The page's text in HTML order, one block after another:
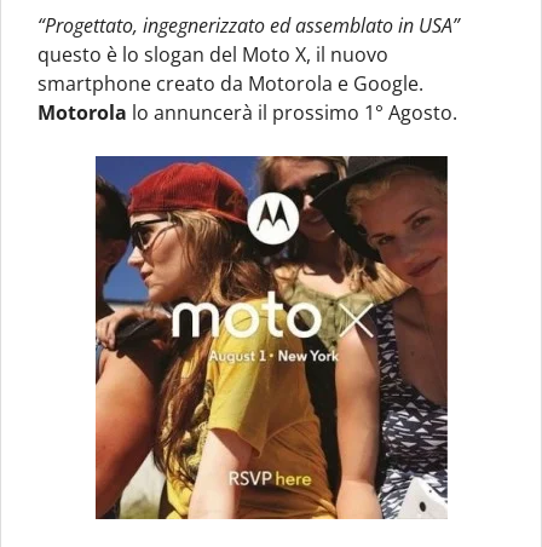
“Progettato, ingegnerizzato ed assemblato in USA”
questo è lo slogan del Moto X, il nuovo
smartphone creato da Motorola e Google.
Motorola lo annuncerà il prossimo 1° Agosto.